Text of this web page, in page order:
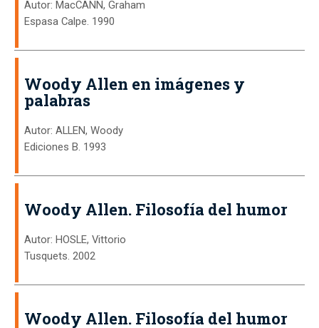
Autor: MacCANN, Graham
Espasa Calpe. 1990
Woody Allen en imágenes y
palabras
Autor: ALLEN, Woody
Ediciones B. 1993
Woody Allen. Filosofía del humor
Autor: HOSLE, Vittorio
Tusquets. 2002
Woody Allen. Filosofía del humor